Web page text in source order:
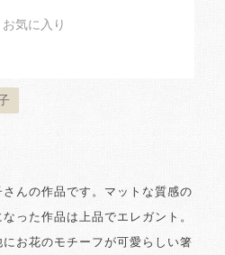
お気に入り
んの作品です。マットな質感の
った作品は上品でエレガント。
お花のモチーフが可愛らしい箸